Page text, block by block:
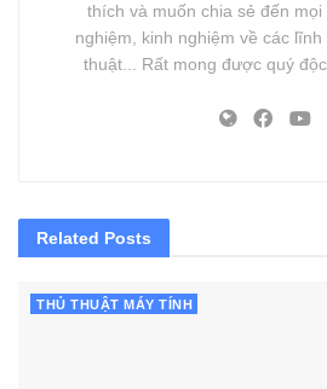
thích và muốn chia sẻ đến
nghiệm, kinh nghiệm về các
thuật... Rất mong được quý
Related Posts
THỦ THUẬT MÁY TÍNH